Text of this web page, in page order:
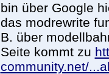
bin über Google
das modrewrite
B. über
Seite kommt zu
community.net/